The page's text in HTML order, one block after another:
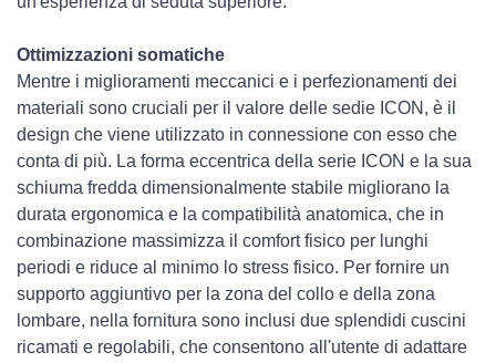
Ottimizzazioni somatiche
Mentre i miglioramenti meccanici e i perfezionamenti dei
materiali sono cruciali per il valore delle sedie ICON, è il
design che viene utilizzato in connessione con esso che
conta di più. La forma eccentrica della serie ICON e la sua
schiuma fredda dimensionalmente stabile migliorano la
durata ergonomica e la compatibilità anatomica, che in
combinazione massimizza il comfort fisico per lunghi
periodi e riduce al minimo lo stress fisico. Per fornire un
supporto aggiuntivo per la zona del collo e della zona
lombare, nella fornitura sono inclusi due splendidi cuscini
ricamati e regolabili, che consentono all'utente di adattare